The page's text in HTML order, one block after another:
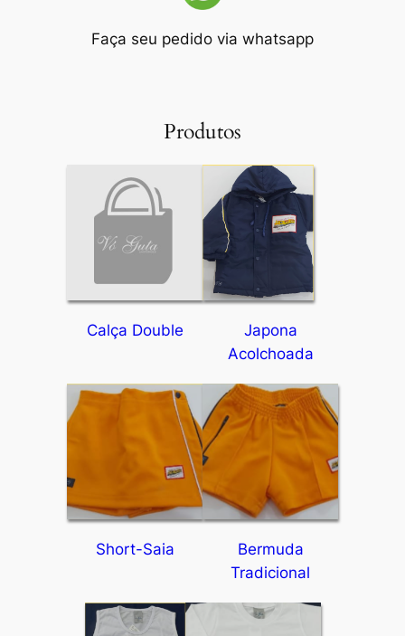
Faça seu pedido via whatsapp
Produtos
Calça Double
Japona
Acolchoada
Short-Saia
Bermuda
Tradicional